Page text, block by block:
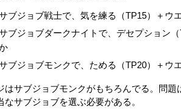
ブジョブ戦士で、気を練る（TP15）＋ウ
ブジョブダークナイトで、デセプション（
ブジョブモンクで、ためる（TP20）＋ウ
はサブジョブモンクがもちろんでる。問
なサブジョブを選ぶ必要がある。